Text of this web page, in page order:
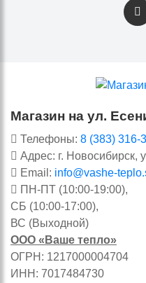
Магазин на ул.
Телефоны: 8 (383) 316-
Адрес: г. Новосибирск,
Email: info@vashe-
ПН-ПТ (10:00-19:00),
СБ (10:00-17:00),
ВС (Выходной)
ООО «Ваше тепло»
ОГРН: 1217000004704
ИНН: 7017484730